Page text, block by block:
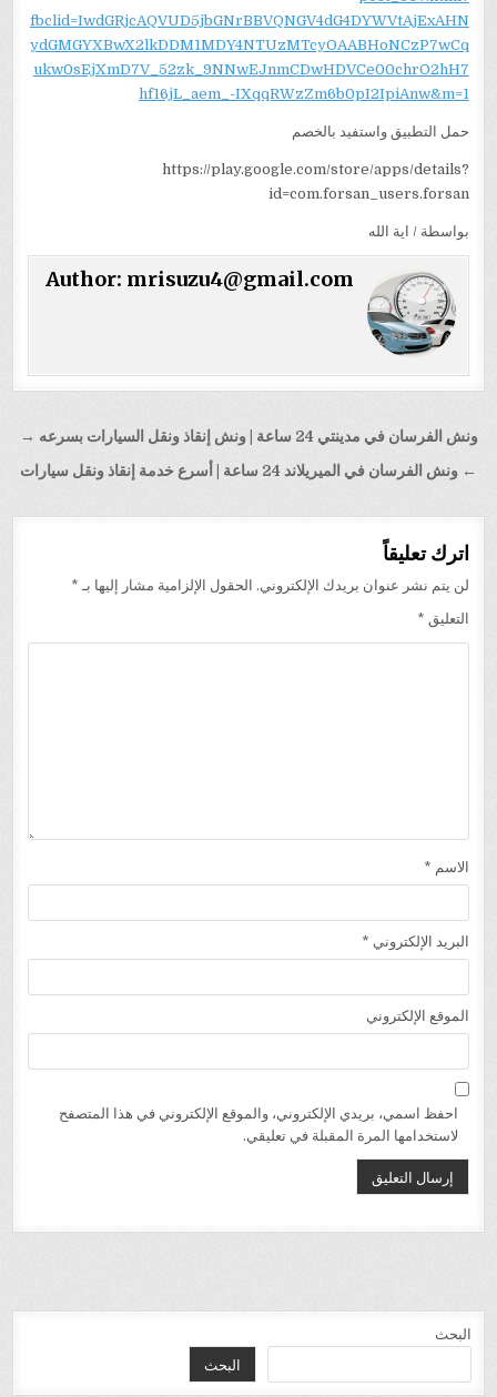
fbclid=IwdGRjcAQVUD5jbGNrBBVQNGV4dG4DYWVtAjExAHN
ydGMGYXBwX2lkDDM1MDY4NTUzMTcyOAABHoNCzP7wCq
ukw0sEjXmD7V_52zk_9NNwEJnmCDwHDVCe00chrO2hH7
hf16jL_aem_-IXqqRWzZm6b0pI2IpiAnw&m=1
حمل التطبيق واستفيد بالخصم
https://play.google.com/store/apps/details?
id=com.forsan_users.forsan
بواسطة / اية الله
Author: mrisuzu4@gmail.com
تصفّح
المقالات
ونش الفرسان في مدينتي 24 ساعة | ونش إنقاذ ونقل السيارات بسرعه →
← ونش الفرسان في الميريلاند 24 ساعة | أسرع خدمة إنقاذ ونقل سيارات
اترك تعليقاً
لن يتم نشر عنوان بريدك الإلكتروني. الحقول الإلزامية مشار إليها بـ *
التعليق *
الاسم *
البريد الإلكتروني *
الموقع الإلكتروني
احفظ اسمي، بريدي الإلكتروني، والموقع الإلكتروني في هذا المتصفح
لاستخدامها المرة المقبلة في تعليقي.
البحث
البحث